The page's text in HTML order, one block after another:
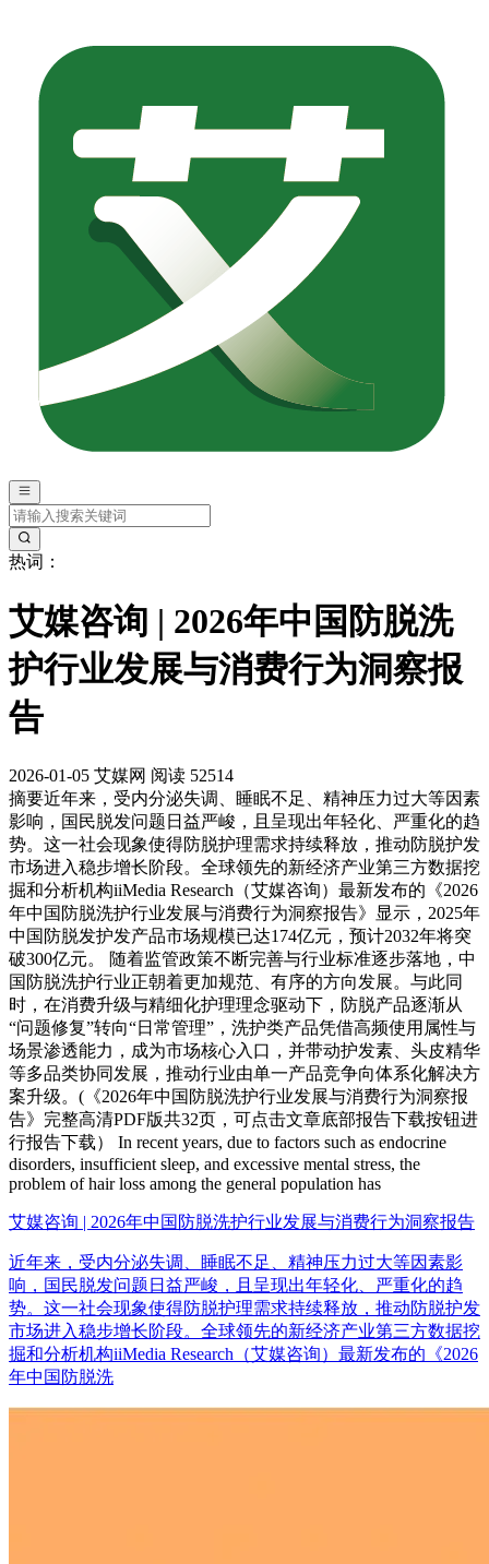
热词：
艾媒咨询 | 2026年中国防脱洗
护行业发展与消费行为洞察报
告
2026-01-05 艾媒网 阅读 52514
摘要近年来，受内分泌失调、睡眠不足、精神压力过大等因素
影响，国民脱发问题日益严峻，且呈现出年轻化、严重化的趋
势。这一社会现象使得防脱护理需求持续释放，推动防脱护发
市场进入稳步增长阶段。全球领先的新经济产业第三方数据挖
掘和分析机构iiMedia Research（艾媒咨询）最新发布的《2026
年中国防脱洗护行业发展与消费行为洞察报告》显示，2025年
中国防脱发护发产品市场规模已达174亿元，预计2032年将突
破300亿元。 随着监管政策不断完善与行业标准逐步落地，中
国防脱洗护行业正朝着更加规范、有序的方向发展。与此同
时，在消费升级与精细化护理理念驱动下，防脱产品逐渐从
“问题修复”转向“日常管理”，洗护类产品凭借高频使用属性与
场景渗透能力，成为市场核心入口，并带动护发素、头皮精华
等多品类协同发展，推动行业由单一产品竞争向体系化解决方
案升级。(《2026年中国防脱洗护行业发展与消费行为洞察报
告》完整高清PDF版共32页，可点击文章底部报告下载按钮进
行报告下载） In recent years, due to factors such as endocrine
disorders, insufficient sleep, and excessive mental stress, the
problem of hair loss among the general population has
艾媒咨询 | 2026年中国防脱洗护行业发展与消费行为洞察报告
近年来，受内分泌失调、睡眠不足、精神压力过大等因素影
响，国民脱发问题日益严峻，且呈现出年轻化、严重化的趋
势。这一社会现象使得防脱护理需求持续释放，推动防脱护发
市场进入稳步增长阶段。全球领先的新经济产业第三方数据挖
掘和分析机构iiMedia Research（艾媒咨询）最新发布的《2026
年中国防脱洗